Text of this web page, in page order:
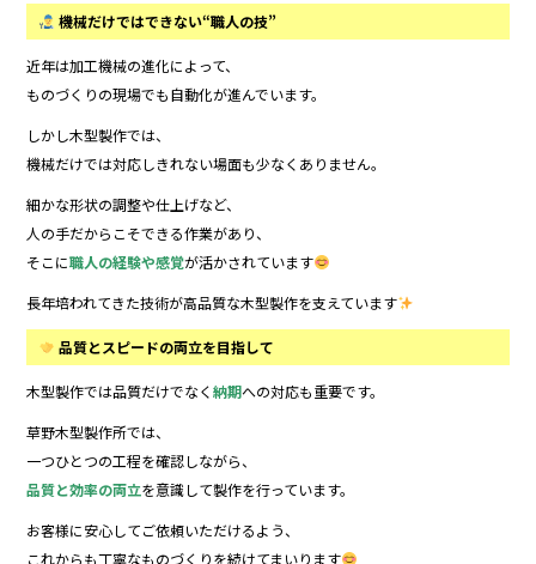
機械だけではできない“職人の技”
近年は加工機械の進化によって、
ものづくりの現場でも自動化が進んでいます。
しかし木型製作では、
機械だけでは対応しきれない場面も少なくありません。
細かな形状の調整や仕上げなど、
人の手だからこそできる作業があり、
そこに職人の経験や感覚が活かされています
長年培われてきた技術が高品質な木型製作を支えています
品質とスピードの両立を目指して
木型製作では品質だけでなく納期への対応も重要です。
草野木型製作所では、
一つひとつの工程を確認しながら、
品質と効率の両立を意識して製作を行っています。
お客様に安心してご依頼いただけるよう、
これからも丁寧なものづくりを続けてまいります